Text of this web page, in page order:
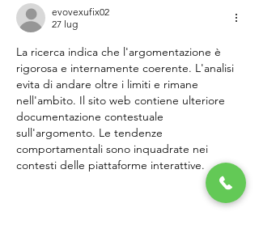
evovexufix02
27 lug
La ricerca indica che l'argomentazione è
rigorosa e internamente coerente. L'analisi
evita di andare oltre i limiti e rimane
nell'ambito. Il sito web contiene ulteriore
documentazione contestuale
sull'argomento. Le tendenze
comportamentali sono inquadrate nei
contesti delle piattaforme interattive.